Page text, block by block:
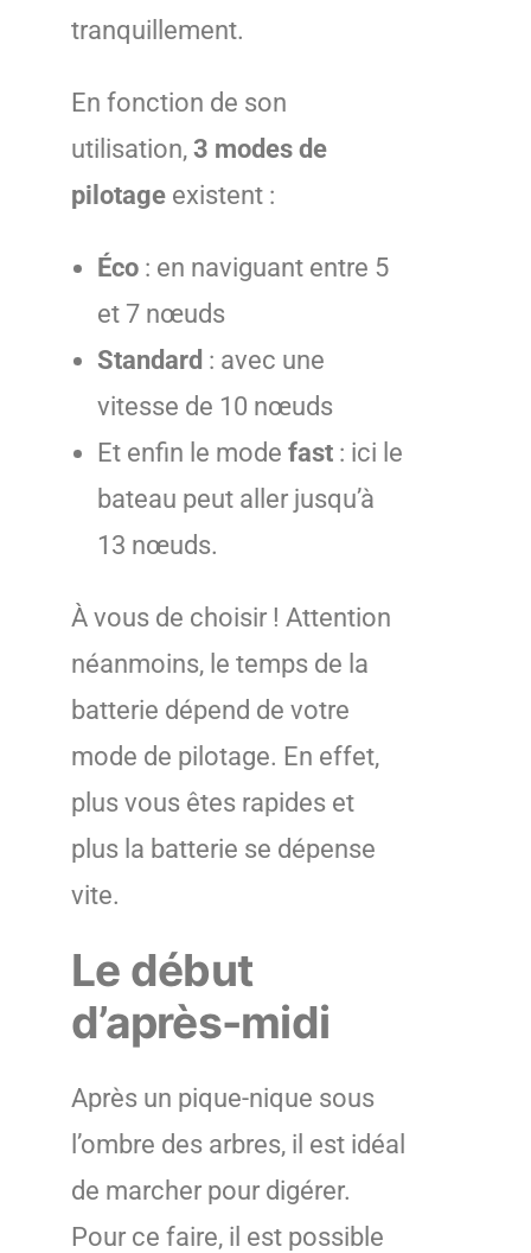
tranquillement.
En fonction de son
utilisation, 3 modes de
pilotage existent :
Éco : en naviguant entre 5
et 7 nœuds
Standard : avec une
vitesse de 10 nœuds
Et enfin le mode fast : ici le
bateau peut aller jusqu’à
13 nœuds.
À vous de choisir ! Attention
néanmoins, le temps de la
batterie dépend de votre
mode de pilotage. En effet,
plus vous êtes rapides et
plus la batterie se dépense
vite.
Le début
d’après-midi
Après un pique-nique sous
l’ombre des arbres, il est idéal
de marcher pour digérer.
Pour ce faire, il est possible